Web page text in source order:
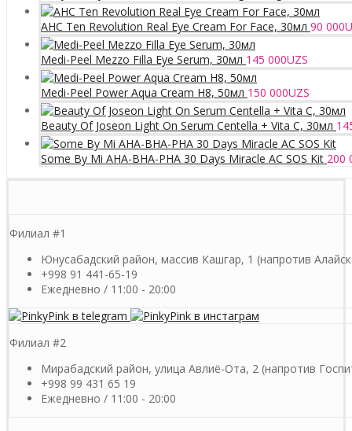
AHC Ten Revolution Real Eye Cream For Face, 30мл 90 000
Medi-Peel Mezzo Filla Eye Serum, 30мл 145 000UZS
Medi-Peel Power Aqua Cream H8, 50мл 150 000UZS
Beauty Of Joseon Light On Serum Centella + Vita C, 30мл
Some By Mi AHA-BHA-PHA 30 Days Miracle AC SOS Kit 200
Филиал #1
Юнусабадский район, массив Кашгар, 1 (напротив
+998 91 441-65-19
Ежедневно / 11:00 - 20:00
Филиал #2
Мирабадский район, улица Авлиё-Ота, 2 (напротив
+998 99 431 65 19
Ежедневно / 11:00 - 20:00